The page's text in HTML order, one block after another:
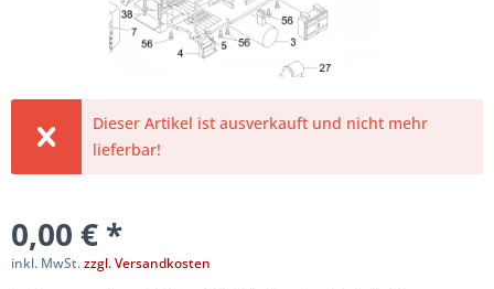
Dieser Artikel ist ausverkauft und nicht mehr
lieferbar!
0,00 € *
inkl. MwSt.zzgl. Versandkosten